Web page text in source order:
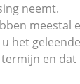
neemt.
meestal
het
en